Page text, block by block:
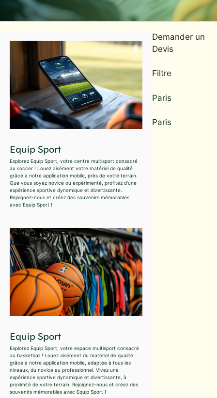
Equip Sport
Explorez Equip Sport, votre centre multisport consacré
au soccer ! Louez aisément votre matériel de qualité
grâce à notre application mobile, près de votre terrain.
Que vous soyez novice ou expérimenté, profitez d'une
expérience sportive dynamique et divertissante.
Rejoignez-nous et créez des souvenirs mémorables
avec Equip Sport !
Equip Sport
Explorez Equip Sport, votre espace multisport consacré
au basketball ! Louez aisément du matériel de qualité
grâce à notre application mobile, adaptée à tous les
niveaux, du novice au professionnel. Vivez une
expérience sportive dynamique et divertissante, à
proximité de votre terrain. Rejoignez-nous et créez des
souvenirs mémorables avec Equip Sport !
Demander un
Devis
Filtre
Paris
Paris